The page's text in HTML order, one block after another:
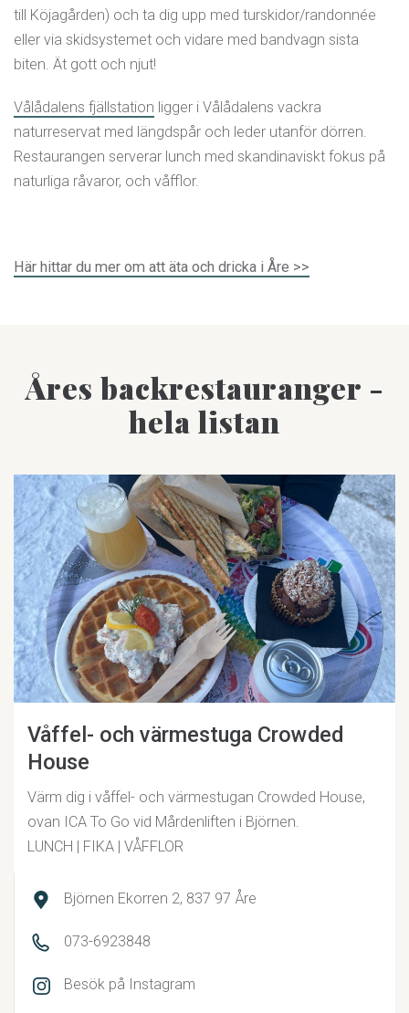
till Köjagården) och ta dig upp med turskidor/randonnée
eller via skidsystemet och vidare med bandvagn sista
biten. Ät gott och njut!
Vålådalens fjällstation ligger i Vålådalens vackra
naturreservat med längdspår och leder utanför dörren.
Restaurangen serverar lunch med skandinaviskt fokus på
naturliga råvaror, och våfflor.
Här hittar du mer om att äta och dricka i Åre >>
Åres backrestauranger -
hela listan
Våffel- och värmestuga Crowded
House
Värm dig i våffel- och värmestugan Crowded House,
ovan ICA To Go vid Mårdenliften i Björnen.
LUNCH | FIKA | VÅFFLOR
Björnen Ekorren 2, 837 97 Åre
073-6923848
Besök på Instagram